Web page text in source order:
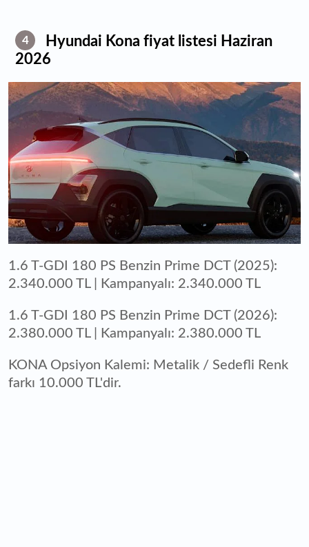
4
Hyundai Kona fiyat listesi Haziran
2026
1.6 T-GDI 180 PS Benzin Prime DCT (2025):
2.340.000 TL | Kampanyalı: 2.340.000 TL
1.6 T-GDI 180 PS Benzin Prime DCT (2026):
2.380.000 TL | Kampanyalı: 2.380.000 TL
KONA Opsiyon Kalemi: Metalik / Sedefli Renk
farkı 10.000 TL'dir.